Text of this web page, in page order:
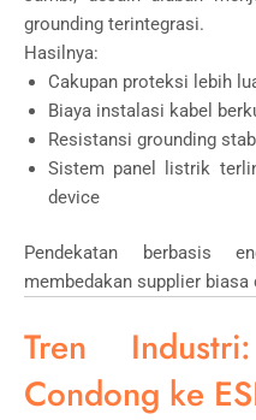
grounding terintegrasi.
Hasilnya:
Cakupan proteksi lebih
Biaya instalasi kabel
Resistansi grounding
Sistem panel listrik
device
Pendekatan berbasis
membedakan supplier
Tren
Condong ke